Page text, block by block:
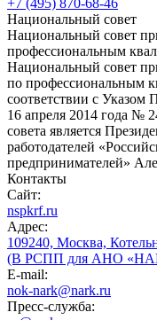
+7 (495) 870-68-46
Национальный совет
Национальный совет
профессиональным
Национальный совет
по профессиональным
соответствии с Указом
16 апреля 2014 года №
совета является
работодателей
предпринимателей»
Контакты
Сайт:
nspkrf.ru
Адрес:
109240, Москва,
(В РСПП для АНО
E-mail:
nok-nark@nark.ru
Пресс-служба: